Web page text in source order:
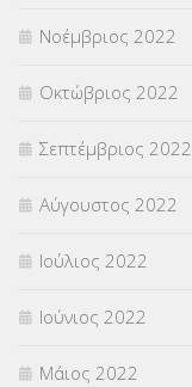
Νοέμβριος 2022
Οκτώβριος 2022
Σεπτέμβριος 2022
Αύγουστος 2022
Ιούλιος 2022
Ιούνιος 2022
Μάιος 2022